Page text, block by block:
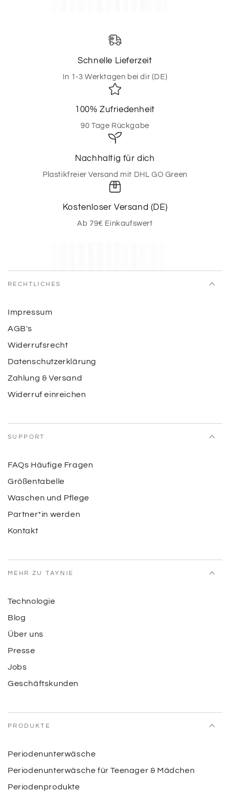
Schnelle Lieferzeit
In 1-3 Werktagen bei dir (DE)
100% Zufriedenheit
90 Tage Rückgabe
Nachhaltig für dich
Plastikfreier Versand mit DHL GO Green
Kostenloser Versand (DE)
Ab 79€ Einkaufswert
RECHTLICHES
Impressum
AGB's
Widerrufsrecht
Datenschutzerklärung
Zahlung & Versand
Widerruf einreichen
SUPPORT
FAQs Häufige Fragen
Größentabelle
Waschen und Pflege
Partner*in werden
Kontakt
MEHR ZU TAYNIE
Technologie
Blog
Über uns
Presse
Jobs
Geschäftskunden
PRODUKTE
Periodenunterwäsche
Periodenunterwäsche für Teenager & Mädchen
Periodenprodukte